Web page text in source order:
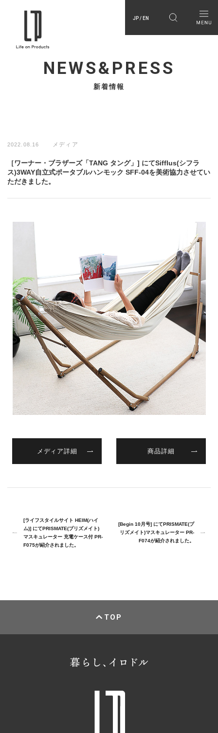
JP / EN
NEWS&PRESS
新着情報
2022.08.16 メディア
［ワーナー・ブラザーズ「TANG タング」] にてSifflus(シフラ
ス)3WAY自立式ポータブルハンモック SFF-04を美術協力させてい
ただきました。
メディア詳細 商品詳細
[ライフスタイルサイト HEIM(ハイ
ム)] にてPRISMATE(プリズメイト)
マスキュレーター 充電ケース付 PR-
F075が紹介されました。
[Begin 10月号] にてPRISMATE(プ
リズメイト)マスキュレーター PR-
F074が紹介されました。
TOP